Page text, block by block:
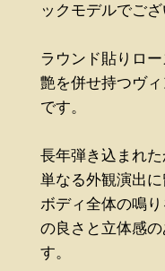
ックモデルでござ
ラウンド貼りロ
艶を併せ持つヴ
です。
長年弾き込まれた
単なる外観演出に
ボディ全体の鳴
の良さと立体感
す。